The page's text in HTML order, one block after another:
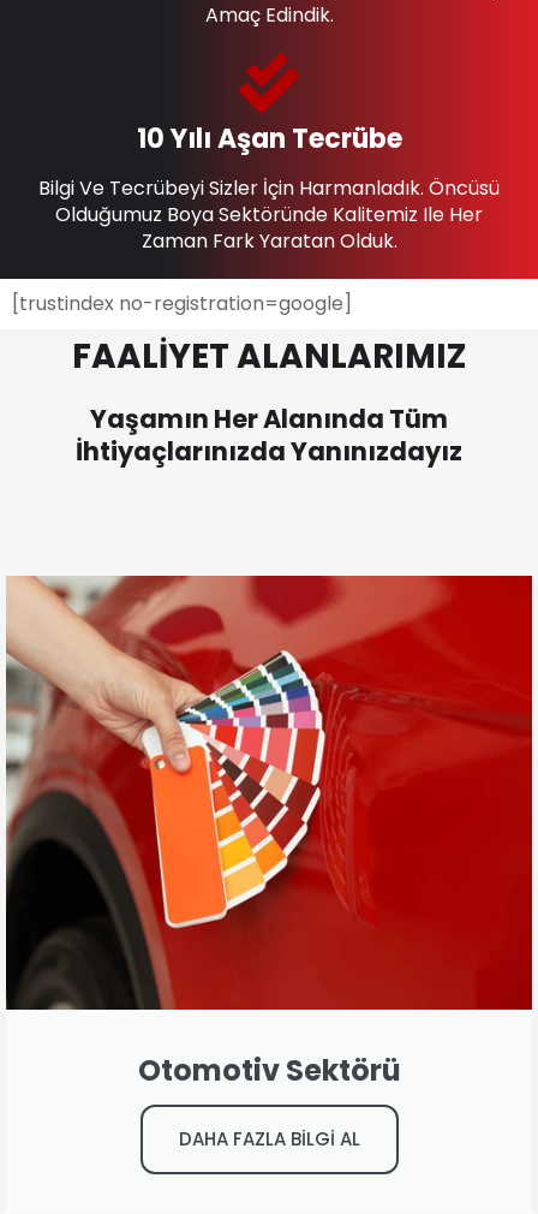
10 Yılı Aşan Tecrübe
Bilgi Ve Tecrübeyi Sizler İçin Harmanladık. Öncüsü
Olduğumuz Boya Sektöründe Kalitemiz Ile Her
Zaman Fark Yaratan Olduk.
Amaç Edindik.
[trustindex no-registration=google]
FAALİYET ALANLARIMIZ
Yaşamın Her Alanında Tüm
İhtiyaçlarınızda Yanınızdayız
Otomotiv Sektörü
DAHA FAZLA BİLGİ AL